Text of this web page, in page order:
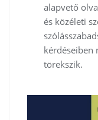
alapvető
és közéleti
kérdéseiben
törekszik.